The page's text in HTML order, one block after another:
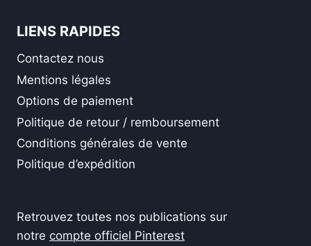
LIENS RAPIDES
Contactez nous
Mentions légales
Options de paiement
Politique de retour / remboursement
Conditions générales de vente
Politique d’expédition
Retrouvez toutes nos publications sur
notre compte officiel Pinterest